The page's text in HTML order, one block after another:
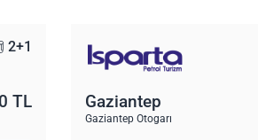
2+1
TL Gaziantep
Gaziantep Otogarı